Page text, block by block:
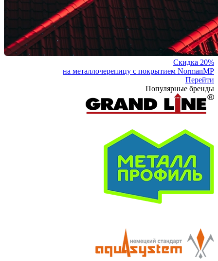
Скидка 20%
на металлочерепицу с покрытием NormanMP
Перейти
Популярные бренды